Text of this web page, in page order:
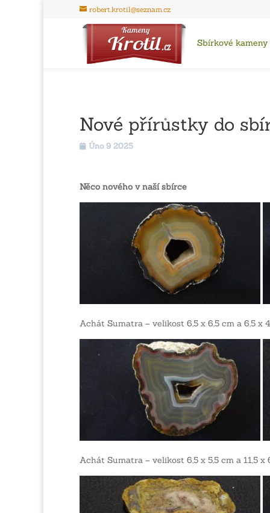
robert.krotil@seznam.cz
Sbírkové kameny
Nové přírůstky do
Úno 9 2025
Něco nového v naší sbírce
Achát Sumatra – velikost 6,5 x 6,5 cm a 6,5 x
Achát Sumatra – velikost 6,5 x 5,5 cm a 11,5 x